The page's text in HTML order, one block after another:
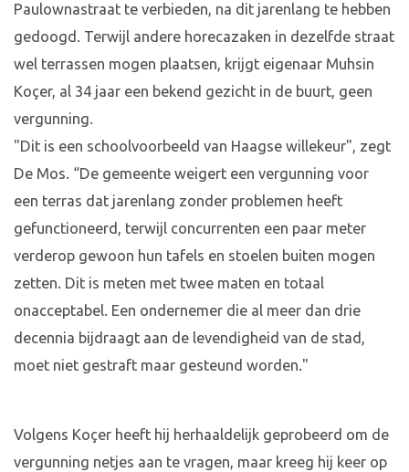
Paulownastraat te verbieden, na dit jarenlang te hebben
gedoogd. Terwijl andere horecazaken in dezelfde straat
wel terrassen mogen plaatsen, krijgt eigenaar Muhsin
Koçer, al 34 jaar een bekend gezicht in de buurt, geen
vergunning.
"Dit is een schoolvoorbeeld van Haagse willekeur", zegt
De Mos. “De gemeente weigert een vergunning voor
een terras dat jarenlang zonder problemen heeft
gefunctioneerd, terwijl concurrenten een paar meter
verderop gewoon hun tafels en stoelen buiten mogen
zetten. Dit is meten met twee maten en totaal
onacceptabel. Een ondernemer die al meer dan drie
decennia bijdraagt aan de levendigheid van de stad,
moet niet gestraft maar gesteund worden."
Volgens Koçer heeft hij herhaaldelijk geprobeerd om de
vergunning netjes aan te vragen, maar kreeg hij keer op